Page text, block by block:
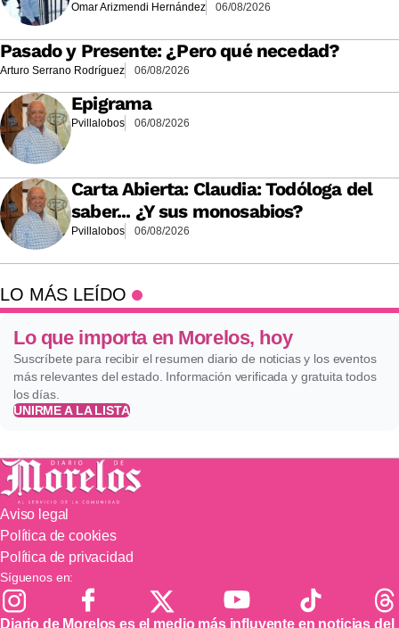
Omar Arizmendi Hernández 06/08/2026
Pasado y Presente: ¿Pero qué necedad?
Arturo Serrano Rodríguez 06/08/2026
Epigrama
Pvillalobos 06/08/2026
Carta Abierta: Claudia: Todóloga del
saber... ¿Y sus monosabios?
Pvillalobos 06/08/2026
LO MÁS LEÍDO
Lo que importa en Morelos, hoy
Suscríbete para recibir el resumen diario de noticias y los eventos
más relevantes del estado. Información verificada y gratuita todos
los días.
UNIRME A LA LISTA
Aviso legal
Política de cookies
Política de privacidad
Síguenos en:
Diario de Morelos es el medio más influyente en noticias del